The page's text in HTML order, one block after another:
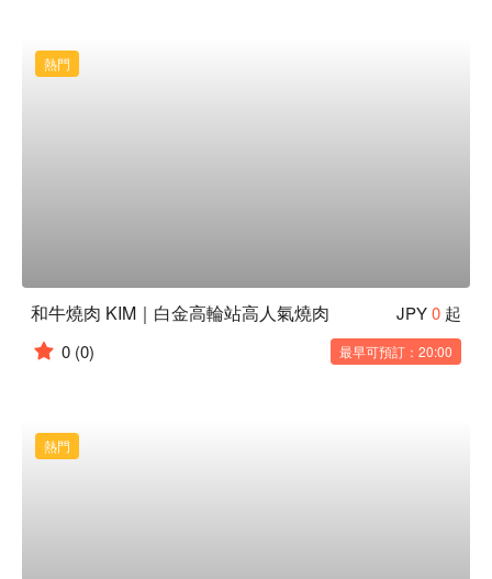
熱門
和牛燒肉 KIM｜白金高輪站高人氣燒肉 JPY0 起
0 (0) 最早可預訂：20:00
熱門